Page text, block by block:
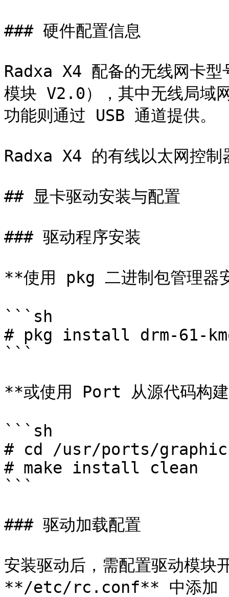
### 硬件配置信息
Radxa X4 配备的无线网卡
模块 V2.0），其中无线局域
功能则通过 USB 通道提供。
Radxa X4 的有线以太网控
## 显卡驱动安装与配置
### 驱动程序安装
**使用 pkg 二进制包管理器
```sh
# pkg install drm-61-
```
**或使用 Port 从源代码构
```sh
# cd /usr/ports/
# make install clean
```
### 驱动加载配置
安装驱动后，需配置驱动模块
**/etc/rc.conf** 中添加